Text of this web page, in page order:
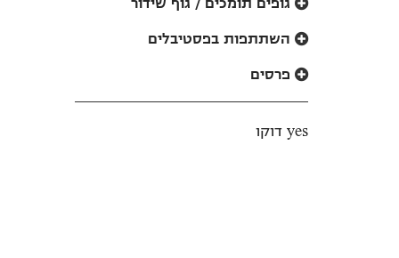
גופים תומכים / גוף שידור
השתתפות בפסטיבלים
פרסים
yes דוקו